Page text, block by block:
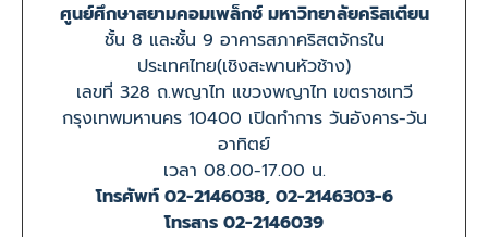
ศูนย์ศึกษาสยามคอมเพล็กซ์ มหาวิทยาลัยคริสเตียน
ชั้น 8 และชั้น 9 อาคารสภาคริสตจักรใน
ประเทศไทย(เชิงสะพานหัวช้าง)
เลขที่ 328 ถ.พญาไท แขวงพญาไท เขตราชเทวี
กรุงเทพมหานคร 10400 เปิดทำการ วันอังคาร-วัน
อาทิตย์
เวลา 08.00-17.00 น.
โทรศัพท์ 02-2146038, 02-2146303-6
โทรสาร 02-2146039